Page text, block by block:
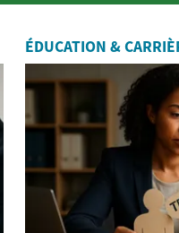
ÉDUCATION &